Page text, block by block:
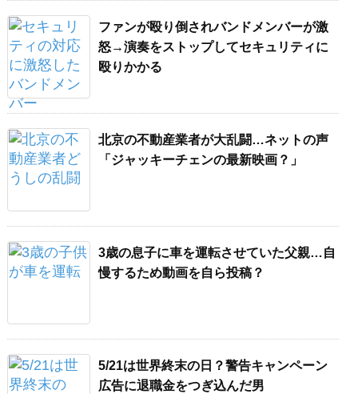
ファンが殴り倒されバンドメンバーが激
怒→演奏をストップしてセキュリティに
殴りかかる
北京の不動産業者が大乱闘…ネットの声
「ジャッキーチェンの最新映画？」
3歳の息子に車を運転させていた父親…自
慢するため動画を自ら投稿？
5/21は世界終末の日？警告キャンペーン
広告に退職金をつぎ込んだ男